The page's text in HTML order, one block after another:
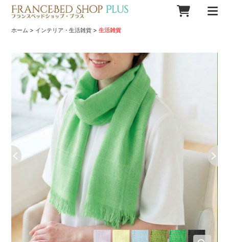
ホーム > インテリア・生活雑貨 >生活雑貨